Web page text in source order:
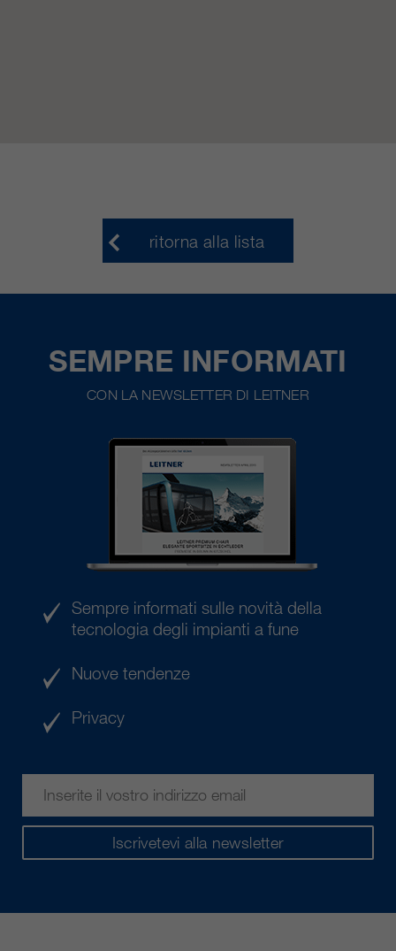
ritorna alla lista
SEMPRE INFORMATI
CON LA NEWSLETTER DI LEITNER
Iscrivetevi alla newsletter
Sempre informati sulle novità della
tecnologia degli impianti a fune
Nuove tendenze
Privacy